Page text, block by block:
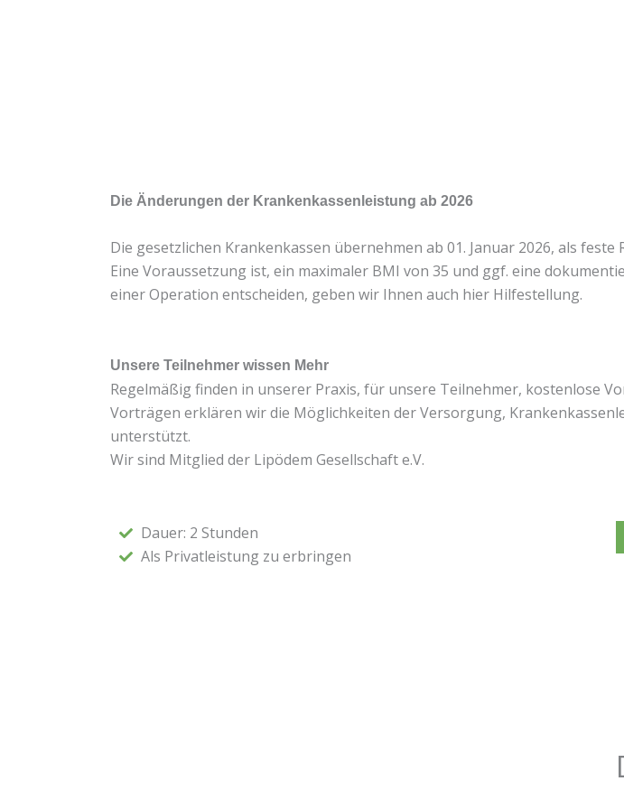
Die Änderungen der Krankenkassenleistung ab 2026
Die gesetzlichen Krankenkassen übernehmen ab 01. Januar 2026, als
Eine Voraussetzung ist, ein maximaler BMI von 35 und ggf. eine
einer Operation entscheiden, geben wir Ihnen auch hier Hilfestellung.
Unsere Teilnehmer wissen Mehr
Regelmäßig finden in unserer Praxis, für unsere Teilnehmer, kostenlose
Vorträgen erklären wir die Möglichkeiten der Versorgung,
unterstützt.
Wir sind Mitglied der Lipödem Gesellschaft e.V.
Dauer: 2 Stunden
Als Privatleistung zu erbringen